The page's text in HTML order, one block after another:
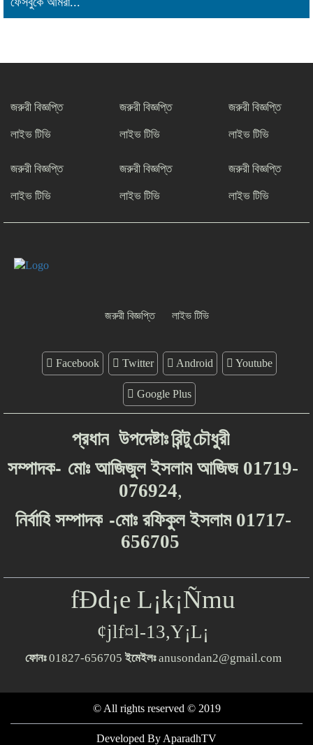
সাংবাদিকতার মর্যাদা রক্ষায় ঐক্যের প্রত্যয়,
শফিকের মুক্তি ও মামলা প্রত্যাহারের দাবিতে
চট্টগ্রামে সাংবাদিকদের প্রতিবাদ গণমাধ্যমের
হুঁশিয়ারি
জরুরী বিজ্ঞপ্তি
লাইভ টিভি
জরুরী বিজ্ঞপ্তি
লাইভ টিভি
জরুরী বিজ্ঞপ্তি
লাইভ টিভি
জরুরী বিজ্ঞপ্তি
লাইভ টিভি
জরুরী বিজ্ঞপ্তি
লাইভ টিভি
জরুরী বিজ্ঞপ্তি
লাইভ টিভি
জরুরী বিজ্ঞপ্তি লাইভ টিভি
Facebook Twitter Android Youtube
Google Plus
প্রধান উপদেষ্টাঃরিন্টুচৌধুরী
সম্পাদক- মোঃ আজিজুল ইসলাম আজিজ 01719-
076924,
নির্বাহি সম্পাদক-মোঃ রফিকুল ইসলাম 01717-
656705
fÐd¡e L¡k¡Ñmu
¢jlf¤l-13,Y¡L¡
ফোনঃ01827-656705ইমেইলঃanusondan2@gmail.com
© All rights reserved © 2019
Developed By AparadhTV